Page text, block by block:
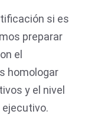
si es
preparar
el
homologar
y el nivel
ejecutivo.